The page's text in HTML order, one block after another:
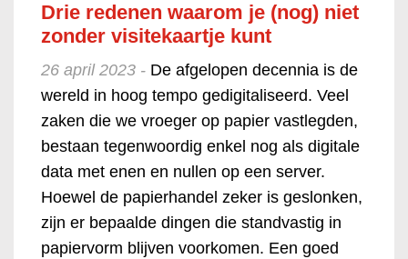
Drie redenen waarom je (nog) niet
zonder visitekaartje kunt
26 april 2023 - De afgelopen decennia is de
wereld in hoog tempo gedigitaliseerd. Veel
zaken die we vroeger op papier vastlegden,
bestaan tegenwoordig enkel nog als digitale
data met enen en nullen op een server.
Hoewel de papierhandel zeker is geslonken,
zijn er bepaalde dingen die standvastig in
papiervorm blijven voorkomen. Een goed